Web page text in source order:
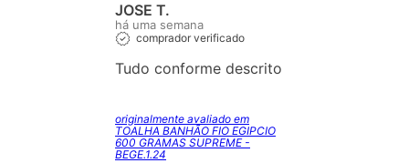
JOSE T.
há uma semana
comprador verificado
Tudo conforme descrito
originalmente avaliado em
TOALHA BANHÃO FIO EGIPCIO
600 GRAMAS SUPREME -
BEGE.1.24